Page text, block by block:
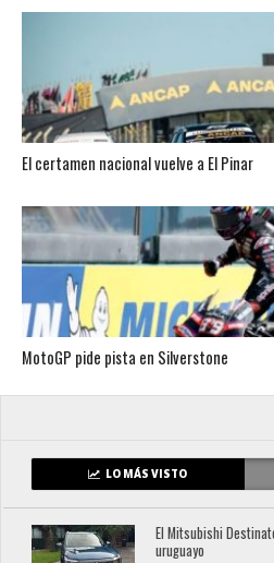
El certamen nacional vuelve a El Pinar
MotoGP pide pista en Silverstone
LO MÁS VISTO
El Mitsubishi
uruguayo